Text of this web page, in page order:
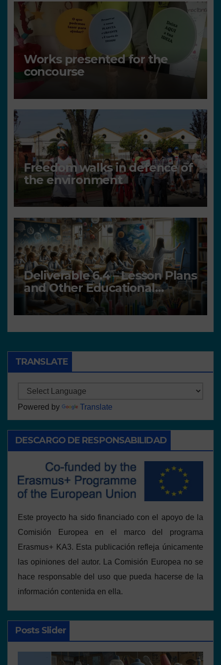
Works presented for the
concourse
Freedom walks in defence of
the environment
Deliverable 6.4 – Lesson Plans
and Other Educational
resources
TRANSLATE
Powered by Translate
DESCARGO DE RESPONSABILIDAD
Este proyecto ha sido financiado con el apoyo de la
Comisión Europea en el marco del programa
Erasmus+ KA3. Esta publicación refleja únicamente
las opiniones del autor. La Comisión Europea no se
hace responsable del uso que pueda hacerse de la
información contenida en ella.
Posts Slider